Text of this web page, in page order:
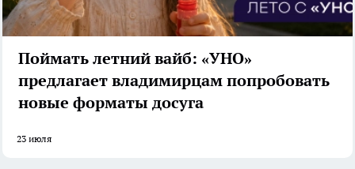
Поймать летний вайб: «УНО»
предлагает владимирцам попробовать
новые форматы досуга
23 июля